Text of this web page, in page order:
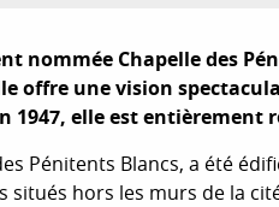
nommée Chapelle des
offre une vision
elle est entièrement
Pénitents Blancs, a été
hors les murs de la